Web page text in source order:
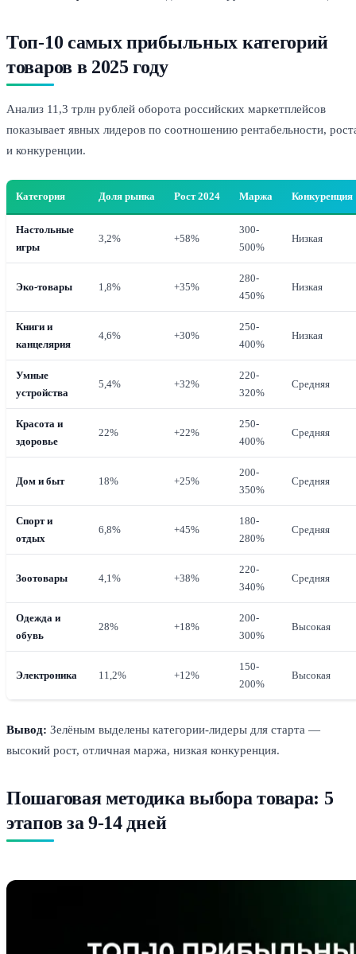
Топ-10 самых прибыльных категорий
товаров в 2025 году
Анализ 11,3 трлн рублей оборота российских маркетплейсов
показывает явных лидеров по соотношению рентабельности,
и конкуренции.
Категория Доля рынка Рост 2024 Маржа Конкуренция
Настольные
игры
3,2% +58%
300-
500%
Низкая
Эко-товары 1,8% +35%
280-
450%
Низкая
Книги и
канцелярия
4,6% +30%
250-
400%
Низкая
Умные
устройства
5,4% +32%
220-
320%
Средняя
Красота и
здоровье
22% +22%
250-
400%
Средняя
Дом и быт 18% +25%
200-
350%
Средняя
Спорт и
отдых
6,8% +45%
180-
280%
Средняя
Зоотовары 4,1% +38%
220-
340%
Средняя
Одежда и
обувь
28% +18%
200-
300%
Высокая
Электроника 11,2% +12%
150-
200%
Высокая
Вывод: Зелёным выделены категории-лидеры для старта —
высокий рост, отличная маржа, низкая конкуренция.
Пошаговая методика выбора товара: 5
этапов за 9-14 дней